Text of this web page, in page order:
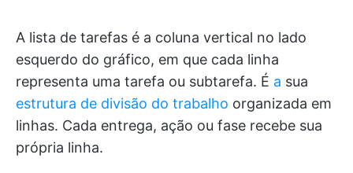
A lista de tarefas é a coluna vertical no lado
esquerdo do gráfico, em que cada linha
representa uma tarefa ou subtarefa. É a sua
estrutura de divisão do trabalho organizada em
linhas. Cada entrega, ação ou fase recebe sua
própria linha.